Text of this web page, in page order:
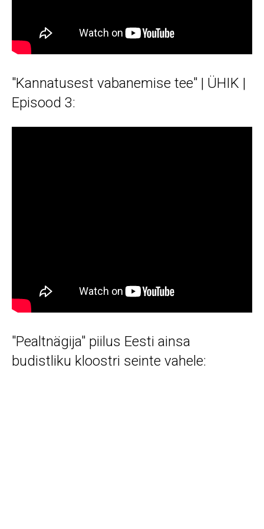
"Kannatusest vabanemise tee" | ÜHIK |
Episood 3:
"Pealtnägija" piilus Eesti ainsa
budistliku kloostri seinte vahele: